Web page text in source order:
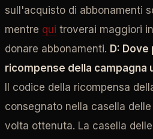
sull'acquisto di abbonamenti
mentre qui troverai maggiori
donare abbonamenti. D:
ricompense della campagna
Il codice della ricompensa
consegnato nella casella
volta ottenuta. La casella